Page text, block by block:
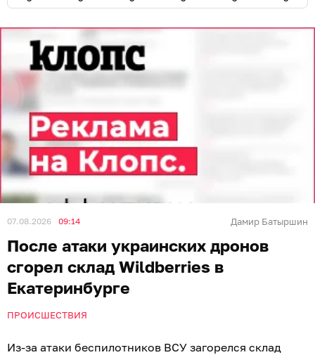
07.08.2026 09:14 Дамир Батыршин
После атаки украинских дронов
сгорел склад Wildberries в
Екатеринбурге
ПРОИСШЕСТВИЯ
Из-за атаки беспилотников ВСУ загорелся склад